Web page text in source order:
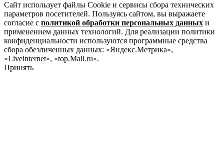
Сайт использует файлы Cookie и сервисы сбора технических
параметров посетителей. Пользуясь сайтом, вы выражаете
согласие с политикой обработки персональных данных и
применением данных технологий. Для реализации политики
конфиденциальности используются программные средства
сбора обезличенных данных: «Яндекс.Метрика»,
«Liveinternet», «top.Mail.ru».
Принять